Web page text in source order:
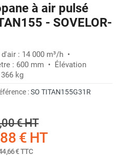
à air pulsé
- SOVELOR-
: 14 000 m³/h •
: 600 mm • Élévation
kg
:SO TITAN155G31R
€HT
€ HT
€TTC